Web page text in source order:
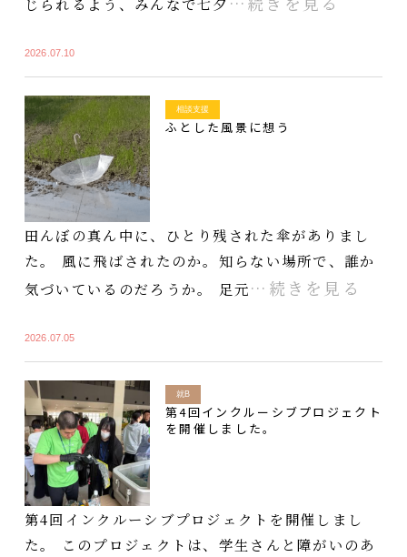
2026.07.10
相談支援
ふとした風景に想う
田んぼの真ん中に、ひとり残された傘がありまし
た。 風に飛ばされたのか。知らない場所で、誰か
気づいているのだろうか。 足元…続きを見る
2026.07.05
就B
第4回インクルーシブプロジェクト
を開催しました。
第4回インクルーシブプロジェクトを開催しまし
た。 このプロジェクトは、学生さんと障がいのあ